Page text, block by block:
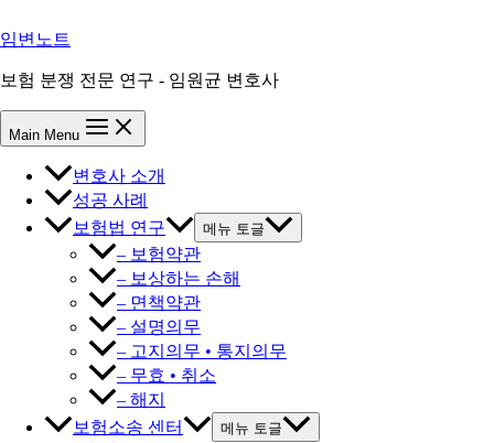
임변노트
보험 분쟁 전문 연구 - 임원균 변호사
Main Menu
변호사 소개
성공 사례
보험법 연구
메뉴 토글
– 보험약관
– 보상하는 손해
– 면책약관
– 설명의무
– 고지의무 • 통지의무
– 무효 • 취소
– 해지
보험소송 센터
메뉴 토글